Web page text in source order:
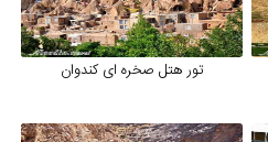
تور هتل صخره ای کندوان